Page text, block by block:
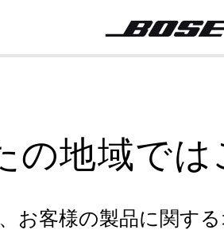
の地域で
お客様の製品に関す